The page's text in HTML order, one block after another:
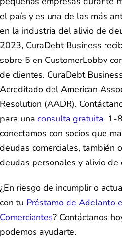
el país y es una de las más
en la industria del alivio de
2023, CuraDebt Business
sobre 5 en CustomerLobby
de clientes. CuraDebt
Acreditado del American
Resolution (AADR).
para una consulta gratuita. 1-
conectamos con socios que
deudas comerciales, también
deudas personales y alivio de
¿En riesgo de incumplir o
con tu Préstamo de Adelanto
Comerciantes? Contáctanos
podemos ayudarte.